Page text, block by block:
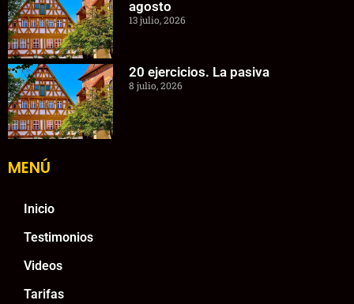
agosto
13 julio, 2026
20 ejercicios. La pasiva
8 julio, 2026
MENÚ
Inicio
Testimonios
Videos
Tarifas